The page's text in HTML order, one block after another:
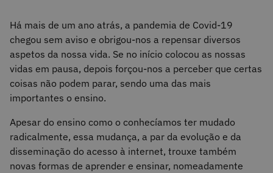
Há mais de um ano atrás, a pandemia de Covid-19
chegou sem aviso e obrigou-nos a repensar diversos
aspetos da nossa vida. Se no início colocou as nossas
vidas em pausa, depois forçou-nos a perceber que certas
coisas não podem parar, sendo uma das mais
importantes o ensino.
Apesar do ensino como o conhecíamos ter mudado
radicalmente, essa mudança, a par da evolução e da
disseminação do acesso à internet, trouxe também
novas formas de aprender e ensinar, nomeadamente